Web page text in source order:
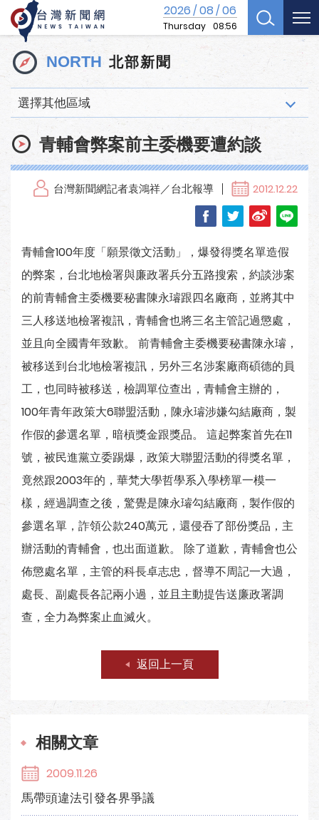
2026/08/06
Thursday 08:56
NORTH 北部新聞
選擇其他區域
青輔會弊案前主委機要遭約談
台灣新聞網記者袁鴻祥／台北報導 2012.12.22
青輔會100年度「願景徵文活動」，爆發得獎名單造假
的弊案，台北地檢署與廉政署兵分五路搜索，約談涉案
的前青輔會主委機要秘書陳永璿跟四名廠商，並將其中
三人移送地檢署複訊，青輔會也將三名主管記過懲處，
並且向全國青年致歉。 前青輔會主委機要秘書陳永璿，
被移送到台北地檢署複訊，另外三名涉案廠商碩德的員
工，也同時被移送，檢調單位查出，青輔會主辦的，
100年青年政策大6聯盟活動，陳永璿涉嫌勾結廠商，製
作假的參選名單，暗槓獎金跟獎品。 這起弊案首先在11
號，被民進黨立委踢爆，政策大聯盟活動的得獎名單，
竟然跟2003年的，華梵大學哲學系入學榜單一模一
樣，經過調查之後，驚覺是陳永璿勾結廠商，製作假的
參選名單，詐領公款240萬元，還侵吞了部份獎品，主
辦活動的青輔會，也出面道歉。 除了道歉，青輔會也公
佈懲處名單，主管的科長卓志忠，督導不周記一大過，
處長、副處長各記兩小過，並且主動提告送廉政署調
查，全力為弊案止血滅火。
返回上一頁
相關文章
2009.11.26
馬帶頭違法引發各界爭議